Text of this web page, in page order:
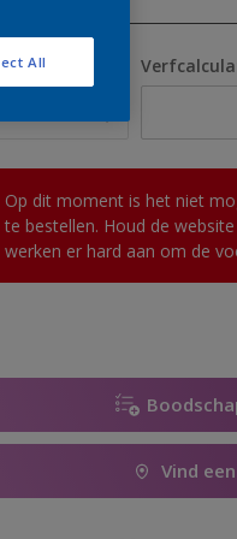
1 L
2,5 L
10 L
Op dit moment is het niet
te bestellen. Houd de
werken er hard aan om de
Vind
All